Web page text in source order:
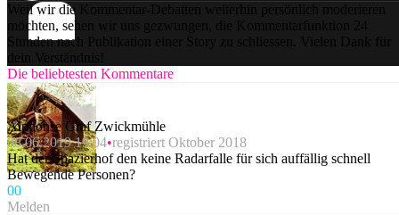
Weil wir die Kommentar-Debatten weiterhin persönlich moderieren
möchten, sehen wir uns gezwungen, die Kommentarfunktion 24
Stunden nach Publikation einer Story zu schliessen. Vielen Dank für
dein Verständnis!
Die beliebtesten Kommentare
Alphonse Graf Zwickmühle
08.06.2019 19:04 registriert Oktober 2018
Hat der Spazierhof den keine Radarfalle für sich auffällig schnell
Bewegende Personen?
00
Melden